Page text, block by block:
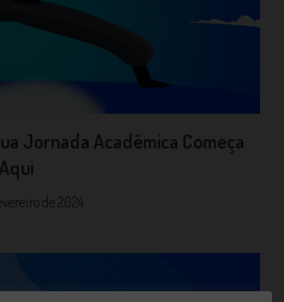
Jornada Acadêmica Começa
Aqui
de 2024